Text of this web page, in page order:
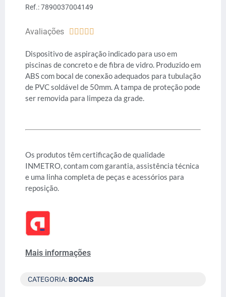
Ref.: 7890037004149
Avaliações     
Dispositivo de aspiração indicado para uso em
piscinas de concreto e de fibra de vidro. Produzido em
ABS com bocal de conexão adequados para tubulação
de PVC soldável de 50mm. A tampa de proteção pode
ser removida para limpeza da grade.
Os produtos têm certificação de qualidade
INMETRO, contam com garantia, assistência técnica
e uma linha completa de peças e acessórios para
reposição.
Mais informações
CATEGORIA: BOCAIS